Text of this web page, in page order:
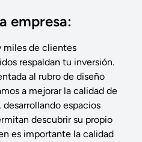
empresa:
miles de clientes
respaldan tu inversión.
al rubro de diseño
a mejorar la calidad de
espacios
descubrir su propio
es importante la calidad